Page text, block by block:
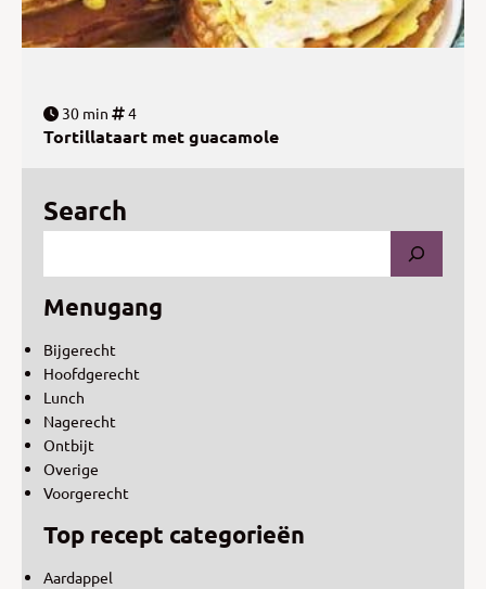
30 min 4
Tortillataart met guacamole
Search
Menugang
Bijgerecht
Hoofdgerecht
Lunch
Nagerecht
Ontbijt
Overige
Voorgerecht
Top recept categorieën
Aardappel